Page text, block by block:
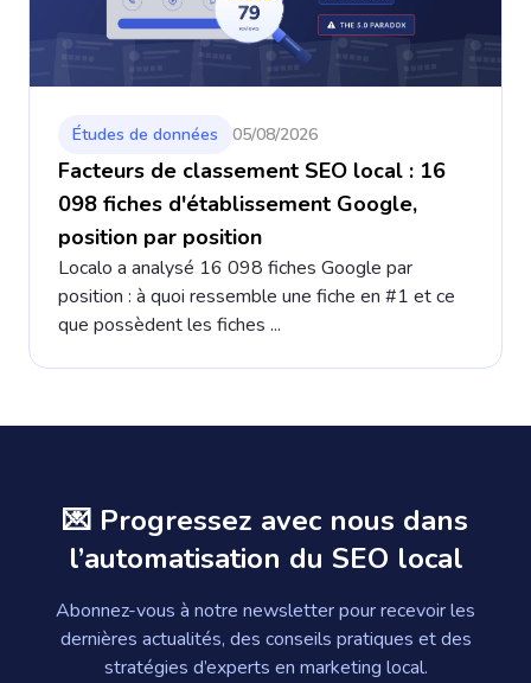
Études de données 05/08/2026
Facteurs de classement SEO local : 16
098 fiches d'établissement Google,
position par position
Localo a analysé 16 098 fiches Google par
position : à quoi ressemble une fiche en #1 et ce
que possèdent les fiches ...
💌 Progressez avec nous dans
l’automatisation du SEO local
Abonnez-vous à notre newsletter pour recevoir les
dernières actualités, des conseils pratiques et des
stratégies d’experts en marketing local.